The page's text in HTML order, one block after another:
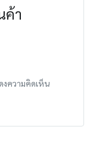
ค้า
ความคิดเห็น